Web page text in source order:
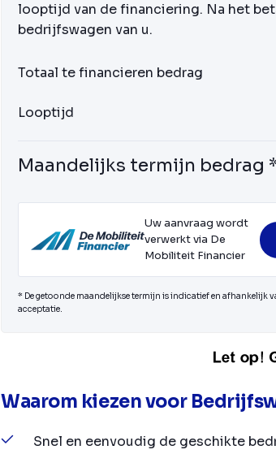
looptijd van de financiering. Na het
bedrijfswagen van u.
Totaal te financieren bedrag
Looptijd
Maandelijks termijn bedrag
Uw aanvraag wordt
verwerkt via De
Mobiliteit Financier
* De getoonde maandelijkse termijn is indicatief en afhankelijk
acceptatie.
Waarom kiezen voor
Snel en eenvoudig de geschikte